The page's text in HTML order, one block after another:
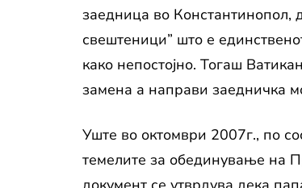
заедница во Константинопол,
свештеници” што е
како непостојно. Тогаш
замена а направи заедничка
Уште во октомври 2007г., по
темелите за обединување на